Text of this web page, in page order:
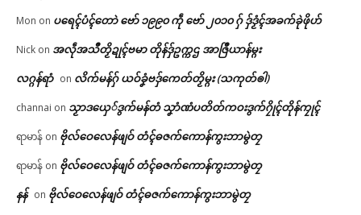
Mon on ပရေၚ်ပံၚ်တောဲ ဗော် ၁၉၉၀ ကဵု ဗော် ၂၀၁၀ ဂှ် ဒှ်ဒၟံၚ်အခက်ခုဲဖိုဟ်
Nick on အလဵုအသဳတၟိဍုၚ်ဗမာ တိုန်ဒှ်ဥက္ကဌ အာဇြဳယာန်မ္ဂး
လဂ္ဂန်ရာံ on လိက်မန်ဂှ် ယဝ်ခၞံဗဒှ်ကေတ်တၟိမ္ဂး (သကုတ်ၜါ)
channai on သၟာဒယှေ်ဒွက်မန်တံ သၞာံဏံပတိတ်ကဝးဒွက်ဂၠိုၚ်တိုန်ကၠုၚ်
ရာမာန် on ဗိုလ်ဝေလေန်ဖျဝ် တံၚ်ဓဇက်ကောန်ကွးဘာမွဲတၠ
ရာမာန် on ဗိုလ်ဝေလေန်ဖျဝ် တံၚ်ဓဇက်ကောန်ကွးဘာမွဲတၠ
နန် on ဗိုလ်ဝေလေန်ဖျဝ် တံၚ်ဓဇက်ကောန်ကွးဘာမွဲတၠ